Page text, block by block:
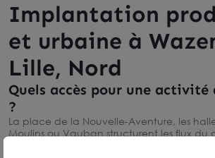
Implantation
et urbaine à
Lille, Nord
Quels accès pour une activité
?
La place de la Nouvelle-Aventure, les
Moulins ou Vauban structurent les flux du